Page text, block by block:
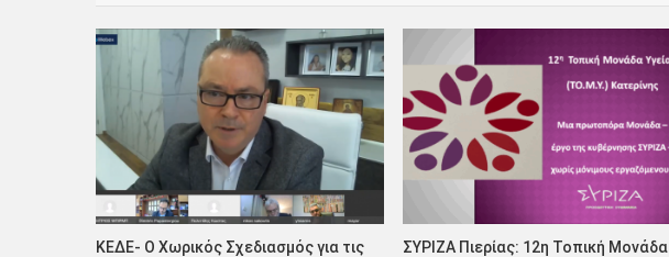
ΚΕΔΕ- Ο Χωρικός Σχεδιασμός για τις
ΣΥΡΙΖΑ Πιερίας: 12η Τοπική Μονάδα